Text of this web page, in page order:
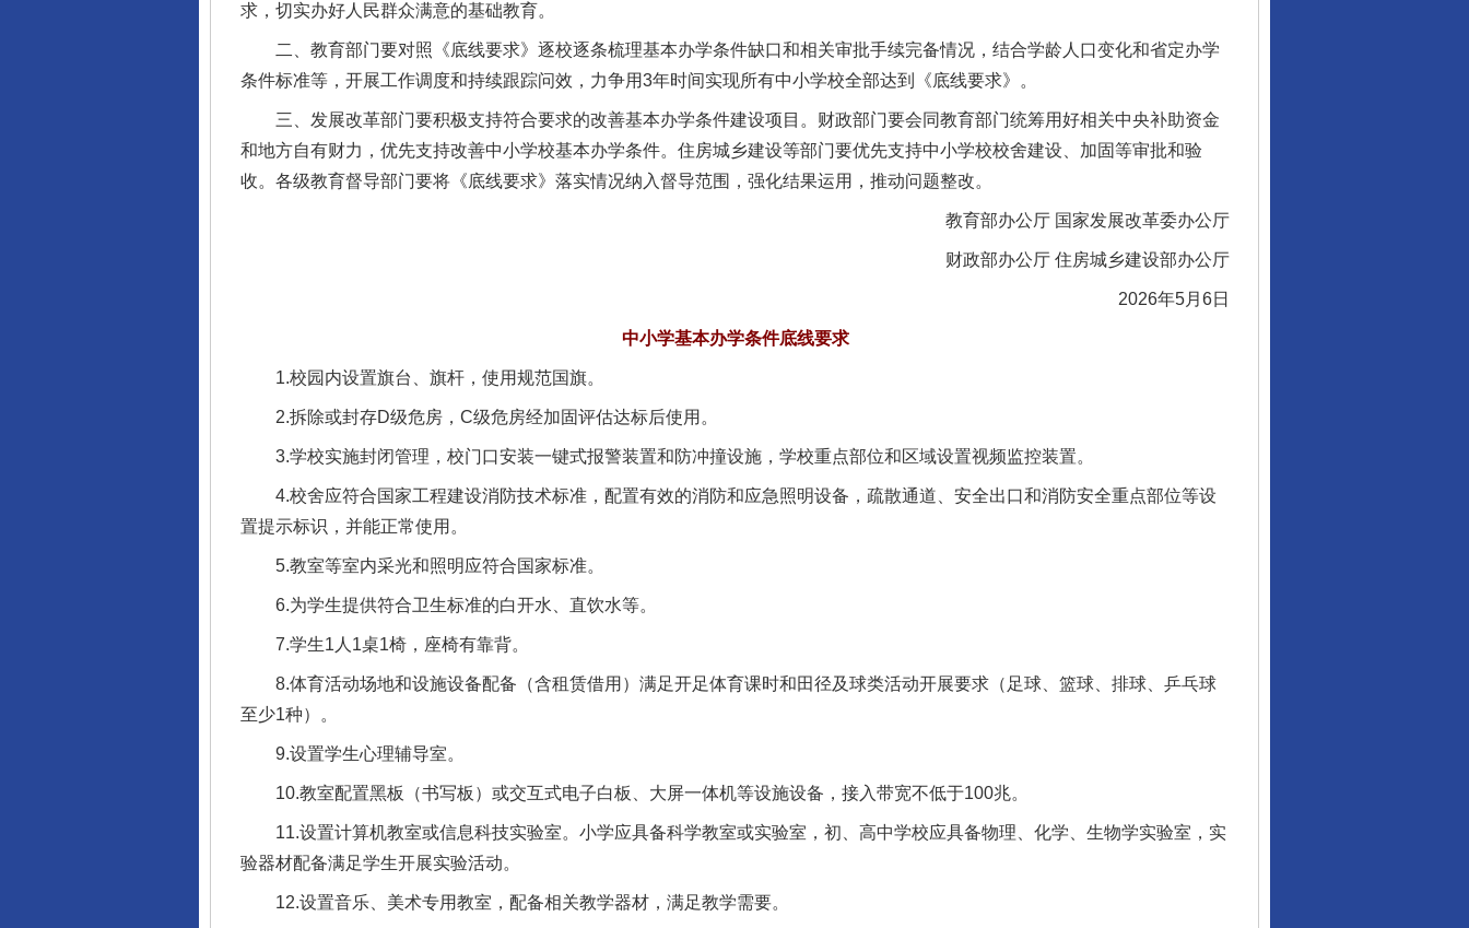
求，切实办好人民群众满意的基础教育。
二、教育部门要对照《底线要求》逐校逐条梳理基本办学条件缺口和相关审批手续完备情况，结合学龄人口变化和省定办学
条件标准等，开展工作调度和持续跟踪问效，力争用3年时间实现所有中小学校全部达到《底线要求》。
三、发展改革部门要积极支持符合要求的改善基本办学条件建设项目。财政部门要会同教育部门统筹用好相关中央补助资金
和地方自有财力，优先支持改善中小学校基本办学条件。住房城乡建设等部门要优先支持中小学校校舍建设、加固等审批和验
收。各级教育督导部门要将《底线要求》落实情况纳入督导范围，强化结果运用，推动问题整改。
教育部办公厅 国家发展改革委办公厅
财政部办公厅 住房城乡建设部办公厅
2026年5月6日
中小学基本办学条件底线要求
1.校园内设置旗台、旗杆，使用规范国旗。
2.拆除或封存D级危房，C级危房经加固评估达标后使用。
3.学校实施封闭管理，校门口安装一键式报警装置和防冲撞设施，学校重点部位和区域设置视频监控装置。
4.校舍应符合国家工程建设消防技术标准，配置有效的消防和应急照明设备，疏散通道、安全出口和消防安全重点部位等设
置提示标识，并能正常使用。
5.教室等室内采光和照明应符合国家标准。
6.为学生提供符合卫生标准的白开水、直饮水等。
7.学生1人1桌1椅，座椅有靠背。
8.体育活动场地和设施设备配备（含租赁借用）满足开足体育课时和田径及球类活动开展要求（足球、篮球、排球、乒乓球
至少1种）。
9.设置学生心理辅导室。
10.教室配置黑板（书写板）或交互式电子白板、大屏一体机等设施设备，接入带宽不低于100兆。
11.设置计算机教室或信息科技实验室。小学应具备科学教室或实验室，初、高中学校应具备物理、化学、生物学实验室，实
验器材配备满足学生开展实验活动。
12.设置音乐、美术专用教室，配备相关教学器材，满足教学需要。